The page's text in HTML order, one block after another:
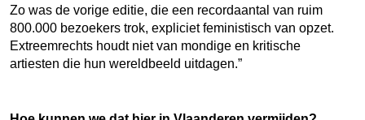
Zo was de vorige editie, die een recordaantal van ruim
800.000 bezoekers trok, expliciet feministisch van opzet.
Extreemrechts houdt niet van mondige en kritische
artiesten die hun wereldbeeld uitdagen.”